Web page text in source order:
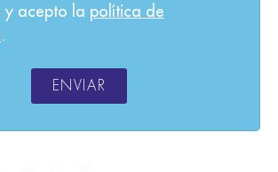
y acepto la política de
.
ENVIAR